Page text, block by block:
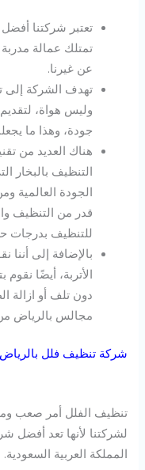
تعتبر شركتنا
تمتلك عمالة مدربة
عن غيرنا.
تهدف الشركة إلى
وليس هواة،
جودة، وهذا ما
هناك العديد من
التنظيف
الجودة العالمية
قدر من التنظيف
للتنظيف بدرجات
بالإضافة إلى أننا
الأتربة، أيضًا
دون تلف أو ازالة
مجالس بالرياض
شركة تنظيف فلل بالرياض
تنظيف الفلل أمر صعب
لشركتنا لأنها تعد أفضل
المملكة العربية